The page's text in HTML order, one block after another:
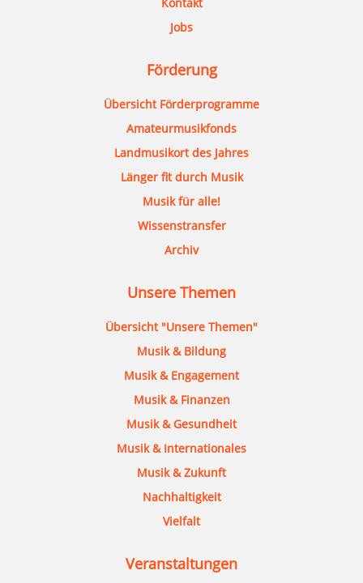
Jobs
Förderung
Übersicht Förderprogramme
Amateurmusikfonds
Landmusikort des Jahres
Länger fit durch Musik
Musik für alle!
Wissenstransfer
Archiv
Unsere Themen
Übersicht "Unsere Themen"
Musik & Bildung
Musik & Engagement
Musik & Finanzen
Musik & Gesundheit
Musik & Internationales
Musik & Zukunft
Nachhaltigkeit
Vielfalt
Veranstaltungen